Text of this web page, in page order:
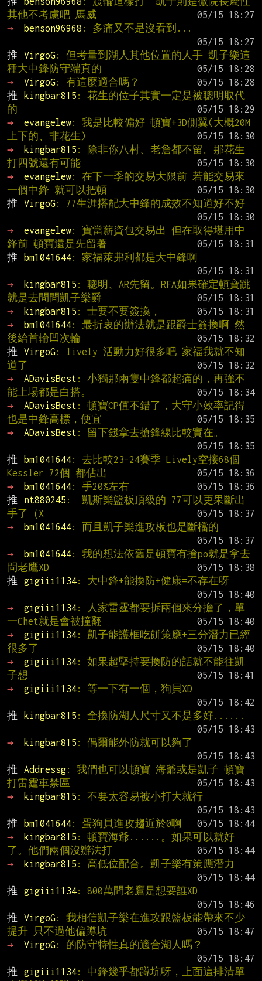
其他不考慮吧 馬威
→
benson96968 : 多痛又不是沒看到...
推
VirgoG: 但考量到湖人其他位置的人手 凱子樂這
種大中鋒防守端真的
→
VirgoG: 有這麼適合嗎？
推
kingbar815 : 花生的位子其實一定是被聰明取代
的
→
evangelew: 我是比較偏好 頓寶+3D側翼(大概20M
上下的、非花生)
→
kingbar815 : 除非你八村、老詹都不留。那花生
打四號還有可能
→
evangelew: 在下一季的交易大限前 若能交易來
一個中鋒 就可以把頓
推
VirgoG: 77生涯搭配大中鋒的成效不知道好不好
→
evangelew: 寶當薪資包交易出 但在取得堪用中
鋒前 頓寶還是先留著
推
bm1041644: 家福萊弗利都是大中鋒啊
→
kingbar815 : 聰明、AR先留。RFA如果確定頓寶跳
就是去問問凱子樂爵
→
kingbar815 : 士要不要簽換，
→
bm1041644: 最折衷的辦法就是跟爵士簽換啊 然
後給首輪凹次輪
推
VirgoG: lively 活動力好很多吧 家福我就不知
道了
→
ADavisBest : 小獨那兩隻中鋒都超痛的，再強不
能上場都是白搭。
→
ADavisBest : 頓寶CP值不錯了，大守小效率記得
也是中鋒高標，便宜
→
ADavisBest : 留下錢拿去搶鋒線比較實在。
推
bm1041644: 去比較23-24賽季 Lively空接68個
Kessler 72個 都佔出
→
bm1041644: 手20%左右
推
nt880245 :  凱斯樂籃板頂級的 77可以更果斷出
手了（X
→
bm1041644: 而且凱子樂進攻板也是斷檔的
→
bm1041644: 我的想法依舊是頓寶有撿po就是拿去
問老鷹XD
推
gigiii1134: 大中鋒+能換防+健康=不存在呀
→
gigiii1134: 人家雷霆都要拆兩個來分擔了，單
一Chet就是會被撞翻
→
gigiii1134: 凱子能護框吃餅策應+三分潛力已經
很多了
→
gigiii1134: 如果超堅持要換防的話就不能往凱
子想
→
gigiii1134: 等一下有一個，狗貝XD
推
kingbar815 : 全換防湖人尺寸又不是多好......
→
kingbar815 : 偶爾能外防就可以夠了
推
Addressg: 我們也可以頓寶 海爺或是凱子 頓寶
打雷霆車禁區
→
kingbar815 : 不要太容易被小打大就行
推
bm1041644: 蛋狗貝進攻趨近於0啊
→
kingbar815 : 頓寶海爺......。如果可以就好
了。他們兩個沒辦法打
→
kingbar815 : 高低位配合。凱子樂有策應潛力
推
gigiii1134: 800萬問老鷹是想要誰XD
推
VirgoG: 我相信凱子樂在進攻跟籃板能帶來不少
提升 只不過他偏蹲坑
→
VirgoG: 的防守特性真的適合湖人嗎？
推
gigiii1134: 中鋒幾乎都蹲坑呀，上面這排清單